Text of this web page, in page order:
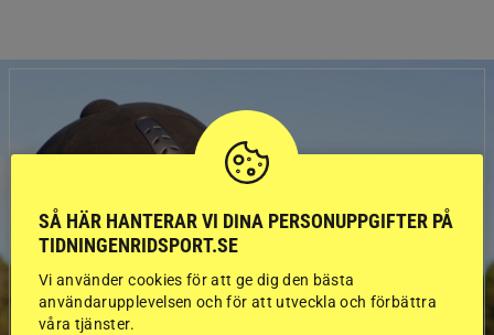
SÅ HÄR HANTERAR VI DINA PERSONUPPGIFTER PÅ
TIDNINGENRIDSPORT.SE
Vi använder cookies för att ge dig den bästa
användarupplevelsen och för att utveckla och förbättra
våra tjänster.